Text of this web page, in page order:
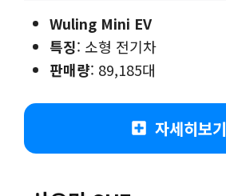
Wuling Mini EV
특징: 소형 전기차
판매량: 89,185대
자세히보기